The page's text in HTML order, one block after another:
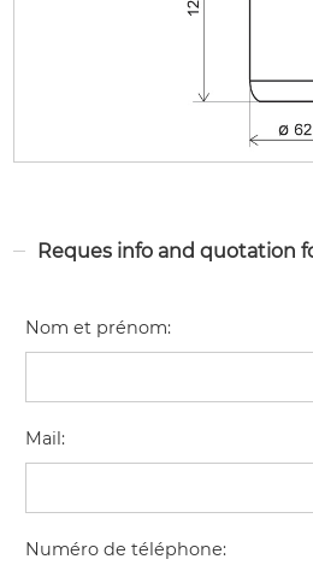
Reques info and quotation
Nom et prénom:
Mail:
Numéro de téléphone: